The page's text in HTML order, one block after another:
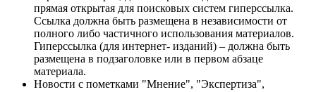
прямая открытая для поисковых систем гиперссылка.
Ссылка должна быть размещена в независимости от
полного либо частичного использования материалов.
Гиперссылка (для интернет- изданий) – должна быть
размещена в подзаголовке или в первом абзаце
материала.
Новости с пометками "Мнение", "Экспертиза",